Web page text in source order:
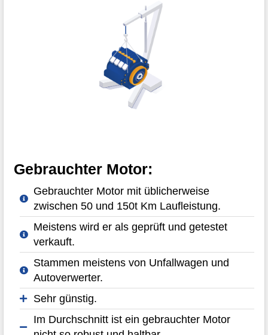
Gebrauchter Motor:
Gebrauchter Motor mit üblicherweise
zwischen 50 und 150t Km Laufleistung.
Meistens wird er als geprüft und getestet
verkauft.
Stammen meistens von Unfallwagen und
Autoverwerter.
Sehr günstig.
Im Durchschnitt ist ein gebrauchter Motor